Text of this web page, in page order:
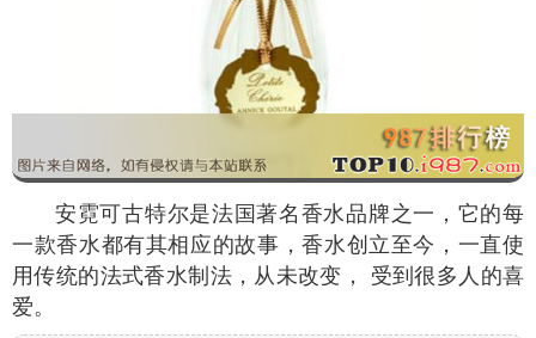
安霓可古特尔是法国著名香水品牌之一，它的每
一款香水都有其相应的故事，香水创立至今，一直使
用传统的法式香水制法，从未改变， 受到很多人的喜
爱。